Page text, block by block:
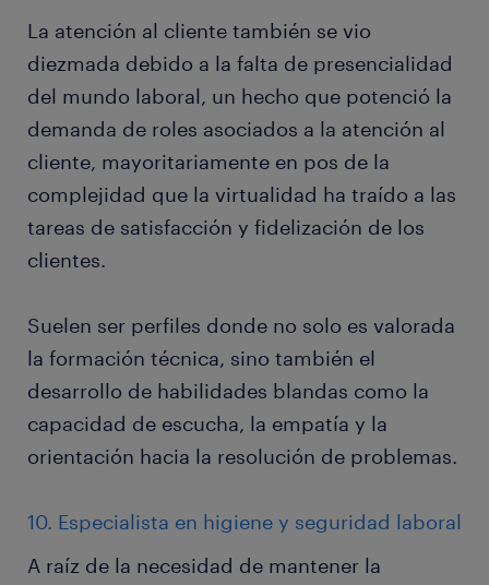
La atención al cliente también se vio
diezmada debido a la falta de presencialidad
del mundo laboral, un hecho que potenció la
demanda de roles asociados a la atención al
cliente, mayoritariamente en pos de la
complejidad que la virtualidad ha traído a las
tareas de satisfacción y fidelización de los
clientes.
Suelen ser perfiles donde no solo es valorada
la formación técnica, sino también el
desarrollo de habilidades blandas como la
capacidad de escucha, la empatía y la
orientación hacia la resolución de problemas.
10. Especialista en higiene y seguridad laboral
A raíz de la necesidad de mantener la